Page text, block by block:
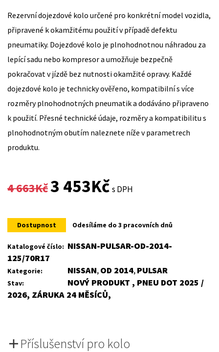
Rezervní dojezdové kolo určené pro konkrétní model vozidla,
připravené k okamžitému použití v případě defektu
pneumatiky. Dojezdové kolo je plnohodnotnou náhradou za
lepící sadu nebo kompresor a umožňuje bezpečně
pokračovat v jízdě bez nutnosti okamžité opravy. Každé
dojezdové kolo je technicky ověřeno, kompatibilní s více
rozměry plnohodnotných pneumatik a dodáváno připraveno
k použití. Přesné technické údaje, rozměry a kompatibilitu s
plnohodnotným obutím naleznete níže v parametrech
produktu.
4 663Kč
Original
was:
4
3 453KčCurrent
is:
3
s DPH
Dostupnost Odesíláme do 3 pracovních dnů
Katalogové číslo: NISSAN-PULSAR-OD-2014-
125/70R17
Kategorie: NISSAN, OD 2014, PULSAR
Stav:
NOVÝ PRODUKT , PNEU DOT 2025 /
2026, ZÁRUKA 24 MĚSÍCŮ,
Příslušenství pro kolo